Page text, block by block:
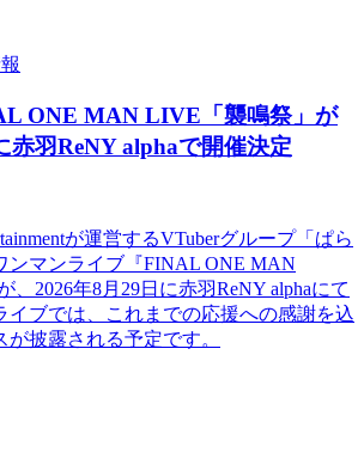
ONE MAN LIVE「襲鳴祭」が
赤羽ReNY alphaで開催決定
が運営するVTuberグループ「ぱら
ンマンライブ『FINAL ONE MAN
、2026年8月29日に赤羽ReNY alphaにて
イブでは、これまでの応援への感謝を込
披露される予定です。